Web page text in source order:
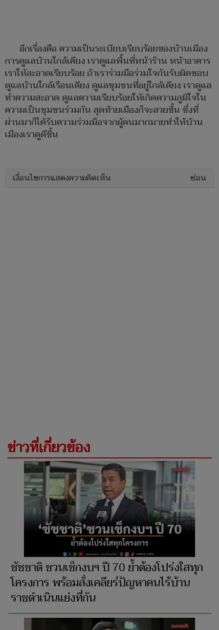
อีกเรื่องคือ ความเป็นระเบียบเรียบร้อยของบ้านเมือง
การดูแลบ้านใกล้เคียง เราดูแลพื้นที่หน้าร้าน หน้าอาคาร
เราให้สะอาดเรียบร้อย ถ้าเราร่วมมือร่วมใจกันรับผิดชอบ
ดูแลบ้านใกล้เรือนเคียง ดูแลชุมชนที่อยู่ใกล้เคียง เราดูแล
ทำความสะอาด ดูแลความเรียบร้อยให้เกิดความภูมิใจใน
ความเป็นชุมชนร่วมกัน สุดท้ายเมืองก็จะสวยขึ้น ซึ่งที่
ผ่านมาก็ได้รับความร่วมมือจากผู้คนมากมายทำให้บ้าน
เมืองเราดูดีขึ้น
เงื่อนไขการแสดงความคิดเห็น ซ่อน
ข่าวที่เกี่ยวข้อง
ชัชชาติ ชวนเช็กงบฯ ปี 70 ย้ำต้องโปร่งใสทุก
โครงการ พร้อมสั่งเคลียร์ปัญหาคนไร้บ้าน
ราชดำเนินแย่งที่กัน